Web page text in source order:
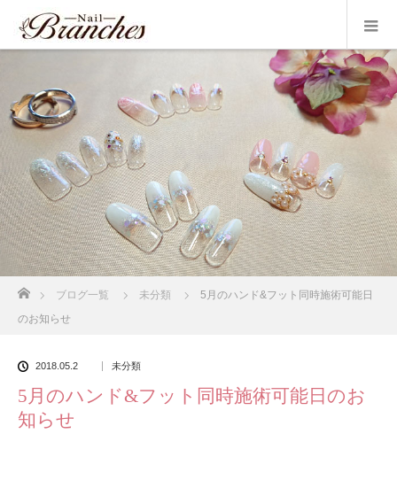
ブログ一覧 未分類
5月のハンド&フット同時施術可能日
のお知らせ
2018.05.2 未分類
5月のハンド&フット同時施術可能日のお
知らせ